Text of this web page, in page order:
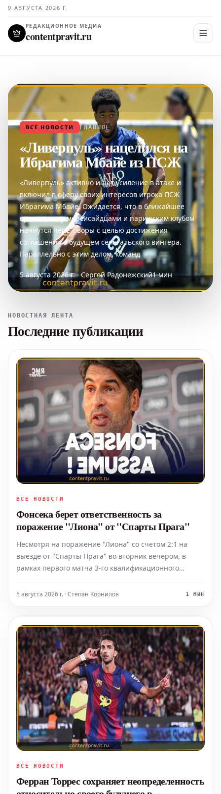
9 АВГУСТА 2026 Г.
РЕДАКЦИОННОЕ МЕДИА
contentpravit.ru
ВСЕ НОВОСТИ ГЛАВНОЕ
«Ливерпуль» нацелился на
Ибрагима Мбайе из ПСЖ
«Ливерпуль» активно ищет усиление в атаке и
включил в сферу своих интересов игрока ПСЖ
Ибрагима Мбайе. Ожидается, что в ближайшее
время между мерсисайдцами и парижским клубом
начнутся переговоры с целью достижения
соглашения о будущем сенегальского вингера.
Параллельно с этим делом, команд
5 августа 2026 г. · Сергей Радонежский1 мин
НОВОСТНАЯ ЛЕНТА
Последние публикации
ВСЕ НОВОСТИ
Фонсека берет ответственность за
поражение "Лиона" от "Спарты Прага"
Несмотря на поражение "Лиона" со счетом 2:1 на
выезде от "Спарты Прага" во вторник вечером, в
рамках первого матча 3-го квалификационного
Фонсека подтвердил, что он принимает на себя
5 августа 2026 г. · Степан Корнилов 1 МИН
ВСЕ НОВОСТИ
Ферран Торрес сохраняет неопределенность